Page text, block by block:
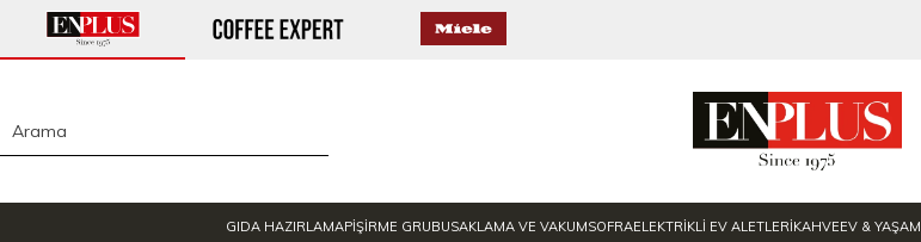
GIDA HAZIRLAMAPİŞİRME GRUBUSAKLAMA VE VAKUMSOFRAELEKTRİKLİ EV ALETLERİKAHVEEV & YAŞAM